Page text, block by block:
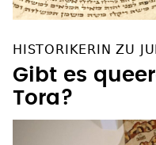
HISTORIKERIN ZU
Gibt es
Tora?